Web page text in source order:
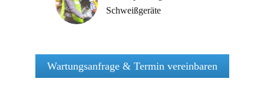
Schweißgeräte
Wartungsanfrage & Termin vereinbaren